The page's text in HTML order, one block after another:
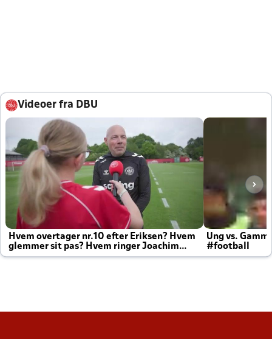
Videoer fra DBU
Hvem overtager nr.10 efter Eriksen? Hvem
glemmer sit pas? Hvem ringer Joachim
altid til efter kampe?
Ung vs.
#football